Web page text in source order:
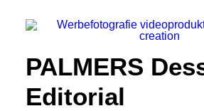
PALMERS
Editorial